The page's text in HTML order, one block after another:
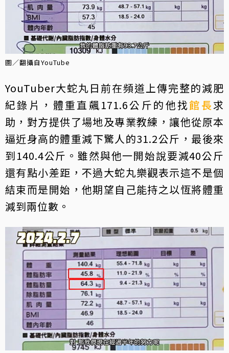
圖／翻攝自YouTube
YouTuber大蛇丸日前在頻道上傳完整的減肥
紀錄片，體重直飆171.6公斤的他找館長求
助，對方提供了場地及專業教練，讓他從原本
逼近身高的體重減下驚人的31.2公斤，最後來
到140.4公斤。雖然與他一開始說要減40公斤
還有點小差距，不過大蛇丸樂觀表示這不是個
結束而是開始，他期望自己能持之以恆將體重
減到兩位數。